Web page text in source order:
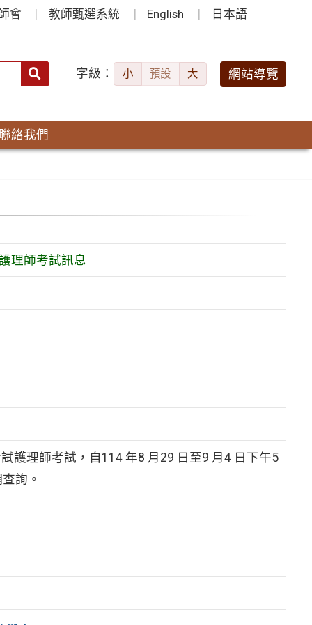
會 教師甄選系統 English 日本語
字級： 小 預設 大 網站導覽
絡我們
理師考試訊息
護理師考試，自114 年8 月29 日至9 月4 日下午5
詢。